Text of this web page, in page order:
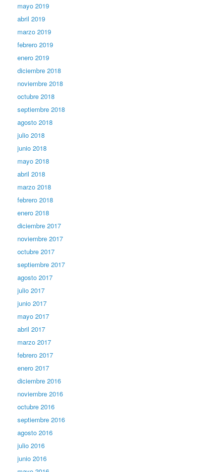
mayo 2019
abril 2019
marzo 2019
febrero 2019
enero 2019
diciembre 2018
noviembre 2018
octubre 2018
septiembre 2018
agosto 2018
julio 2018
junio 2018
mayo 2018
abril 2018
marzo 2018
febrero 2018
enero 2018
diciembre 2017
noviembre 2017
octubre 2017
septiembre 2017
agosto 2017
julio 2017
junio 2017
mayo 2017
abril 2017
marzo 2017
febrero 2017
enero 2017
diciembre 2016
noviembre 2016
octubre 2016
septiembre 2016
agosto 2016
julio 2016
junio 2016